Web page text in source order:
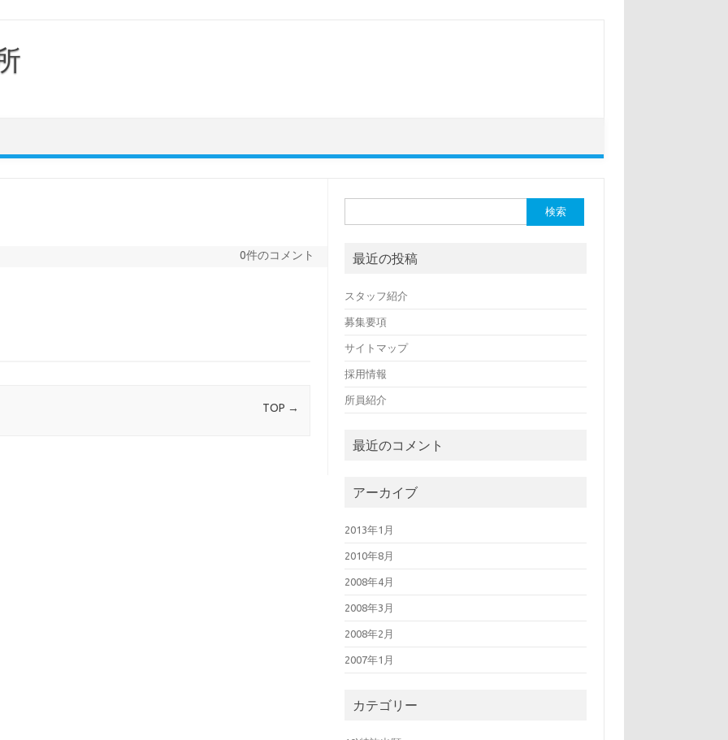
0件のコメント
TOP →
索:
最近の投稿
スタッフ紹介
募集要項
サイトマップ
採用情報
所員紹介
最近のコメント
アーカイブ
2013年1月
2010年8月
2008年4月
2008年3月
2008年2月
2007年1月
カテゴリー